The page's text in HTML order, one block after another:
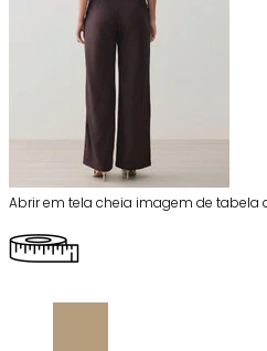
Abrir em tela cheia imagem de tabela